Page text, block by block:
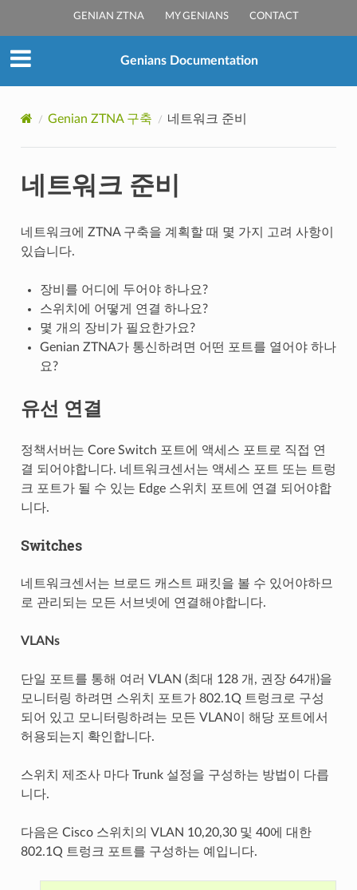
GENIAN ZTNA MY GENIANS CONTACT
Genians Documentation
Genian ZTNA 구축 네트워크 준비
네트워크 준비
네트워크에 ZTNA 구축을 계획할 때 몇 가지 고려 사항이
있습니다.
장비를 어디에 두어야 하나요?
스위치에 어떻게 연결 하나요?
몇 개의 장비가 필요한가요?
Genian ZTNA가 통신하려면 어떤 포트를 열어야 하나
요?
유선 연결
정책서버는 Core Switch 포트에 액세스 포트로 직접 연
결 되어야합니다. 네트워크센서는 액세스 포트 또는 트렁
크 포트가 될 수 있는 Edge 스위치 포트에 연결 되어야합
니다.
Switches
네트워크센서는 브로드 캐스트 패킷을 볼 수 있어야하므
로 관리되는 모든 서브넷에 연결해야합니다.
VLANs
단일 포트를 통해 여러 VLAN (최대 128 개, 권장 64개)을
모니터링 하려면 스위치 포트가 802.1Q 트렁크로 구성
되어 있고 모니터링하려는 모든 VLAN이 해당 포트에서
허용되는지 확인합니다.
스위치 제조사 마다 Trunk 설정을 구성하는 방법이 다릅
니다.
다음은 Cisco 스위치의 VLAN 10,20,30 및 40에 대한
802.1Q 트렁크 포트를 구성하는 예입니다.